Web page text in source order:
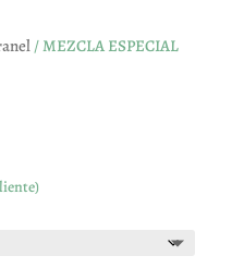
/ MEZCLA ESPECIAL